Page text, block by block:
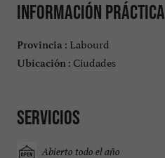
Información práctica
Provincia : Labourd
Ubicación : Ciudades
Servicios
Abierto todo el año